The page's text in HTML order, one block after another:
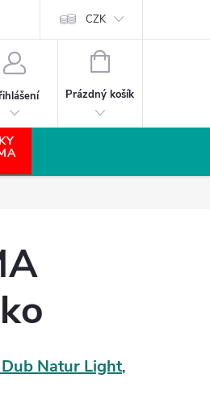
CZK
NÁKUPNÍ KOŠÍK
Prázdný košík
Dub Natur Light,